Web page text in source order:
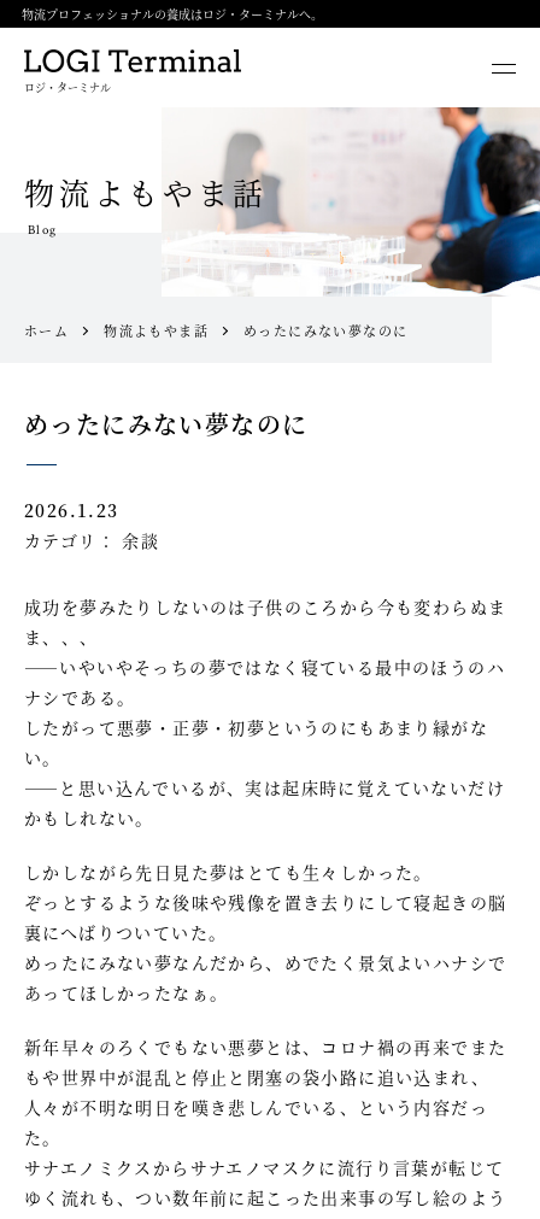
物流プロフェッショナルの養成はロジ・ターミナルへ。
ロジ・ターミナル
物流よもやま話
Blog
ホーム 物流よもやま話 めったにみない夢なのに
めったにみない夢なのに
2026.1.23
カテゴリ： 余談
成功を夢みたりしないのは子供のころから今も変わらぬま
ま、、、
――いやいやそっちの夢ではなく寝ている最中のほうのハ
ナシである。
したがって悪夢・正夢・初夢というのにもあまり縁がな
い。
――と思い込んでいるが、実は起床時に覚えていないだけ
かもしれない。
しかしながら先日見た夢はとても生々しかった。
ぞっとするような後味や残像を置き去りにして寝起きの脳
裏にへばりついていた。
めったにみない夢なんだから、めでたく景気よいハナシで
あってほしかったなぁ。
新年早々のろくでもない悪夢とは、コロナ禍の再来でまた
もや世界中が混乱と停止と閉塞の袋小路に追い込まれ、
人々が不明な明日を嘆き悲しんでいる、という内容だっ
た。
サナエノミクスからサナエノマスクに流行り言葉が転じて
ゆく流れも、つい数年前に起こった出来事の写し絵のよう